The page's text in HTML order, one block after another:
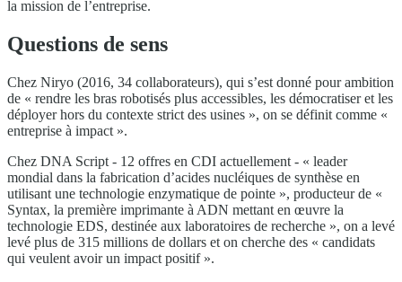
la mission de l’entreprise.
Questions de sens
Chez Niryo (2016, 34 collaborateurs), qui s’est donné pour ambition
de « rendre les bras robotisés plus accessibles, les démocratiser et les
déployer hors du contexte strict des usines », on se définit comme «
entreprise à impact ».
Chez DNA Script - 12 offres en CDI actuellement - « leader
mondial dans la fabrication d’acides nucléiques de synthèse en
utilisant une technologie enzymatique de pointe », producteur de «
Syntax, la première imprimante à ADN mettant en œuvre la
technologie EDS, destinée aux laboratoires de recherche », on a levé
levé plus de 315 millions de dollars et on cherche des « candidats
qui veulent avoir un impact positif ».